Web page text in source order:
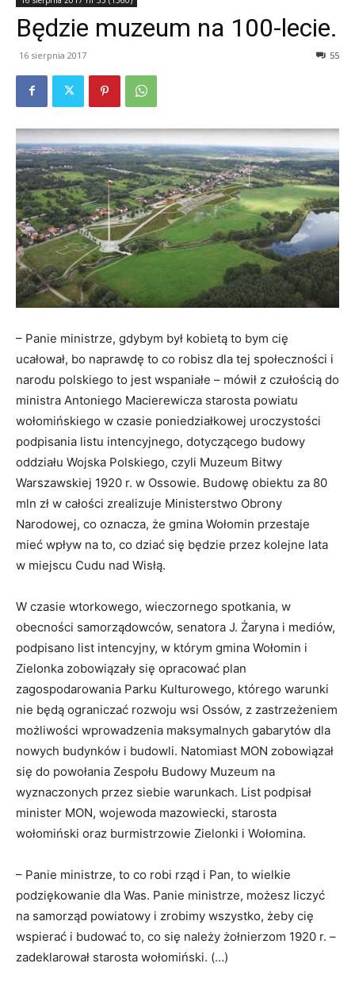
Będzie muzeum na 100-lecie.
16 sierpnia 2017 55
– Panie ministrze, gdybym był kobietą to bym cię
ucałował, bo naprawdę to co robisz dla tej społeczności i
narodu polskiego to jest wspaniałe – mówił z czułością do
ministra Antoniego Macierewicza starosta powiatu
wołomińskiego w czasie poniedziałkowej uroczystości
podpisania listu intencyjnego, dotyczącego budowy
oddziału Wojska Polskiego, czyli Muzeum Bitwy
Warszawskiej 1920 r. w Ossowie. Budowę obiektu za 80
mln zł w całości zrealizuje Ministerstwo Obrony
Narodowej, co oznacza, że gmina Wołomin przestaje
mieć wpływ na to, co dziać się będzie przez kolejne lata
w miejscu Cudu nad Wisłą.
W czasie wtorkowego, wieczornego spotkania, w
obecności samorządowców, senatora J. Żaryna i mediów,
podpisano list intencyjny, w którym gmina Wołomin i
Zielonka zobowiązały się opracować plan
zagospodarowania Parku Kulturowego, którego warunki
nie będą ograniczać rozwoju wsi Ossów, z zastrzeżeniem
możliwości wprowadzenia maksymalnych gabarytów dla
nowych budynków i budowli. Natomiast MON zobowiązał
się do powołania Zespołu Budowy Muzeum na
wyznaczonych przez siebie warunkach. List podpisał
minister MON, wojewoda mazowiecki, starosta
wołomiński oraz burmistrzowie Zielonki i Wołomina.
– Panie ministrze, to co robi rząd i Pan, to wielkie
podziękowanie dla Was. Panie ministrze, możesz liczyć
na samorząd powiatowy i zrobimy wszystko, żeby cię
wspierać i budować to, co się należy żołnierzom 1920 r. –
zadeklarował starosta wołomiński. (…)